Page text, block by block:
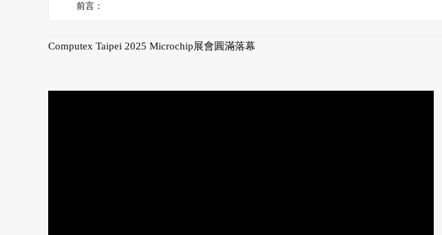
前言：
Computex Taipei 2025 Microchip展會圓滿落幕